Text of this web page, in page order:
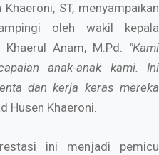
ST, menyampaikan
oleh wakil kepala
Anam, M.Pd. "Kami
anak-anak kami. Ini
dan kerja keras mereka
Husen Khaeroni.
ini menjadi pemicu